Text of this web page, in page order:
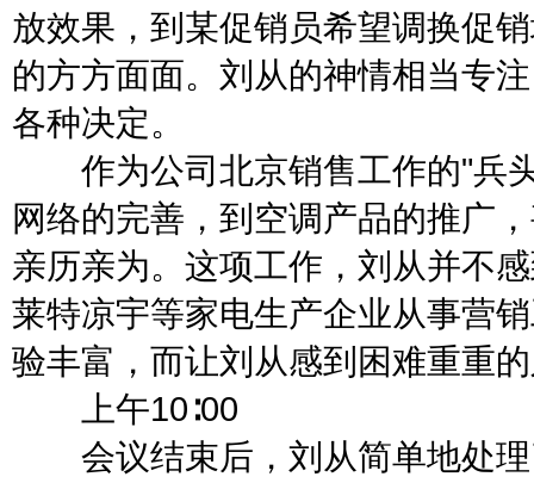
放效果，到某促销员希望调换促
的方方面面。刘从的神情相当专
各种决定。
作为公司北京销售工作的"兵头
网络的完善，到空调产品的推广
亲历亲为。这项工作，刘从并不
莱特凉宇等家电生产企业从事营
验丰富，而让刘从感到困难重重
上午10∶00
会议结束后，刘从简单地处理